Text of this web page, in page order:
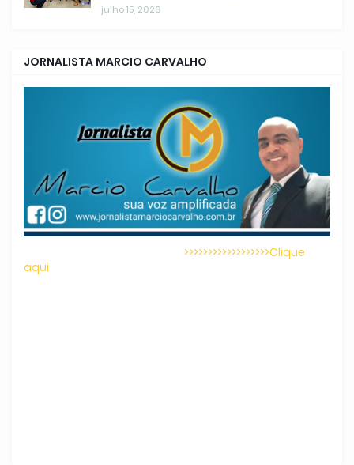
julho 15, 2026
JORNALISTA MARCIO CARVALHO
>>>>>>>>>>>>>>>>>>Clique
aqui